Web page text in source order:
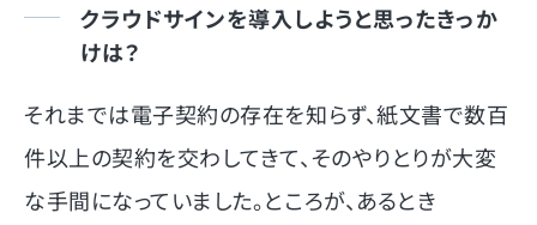
クラウドサインを導入しようと思ったきっか
けは？
それまでは電子契約の存在を知らず、紙文書で数百
件以上の契約を交わしてきて、そのやりとりが大変
な手間になっていました。ところが、あるとき